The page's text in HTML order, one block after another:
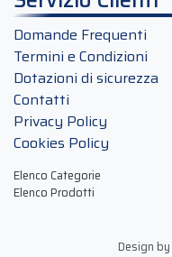
Domande Frequenti
Termini e Condizioni
Dotazioni di sicurezza
Contatti
Privacy Policy
Cookies Policy
Elenco Categorie
Elenco Prodotti
Design by